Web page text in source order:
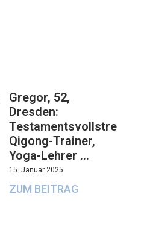
Gregor, 52,
Dresden:
Qigong-Trainer,
Yoga-Lehrer …
15. Januar 2025
ZUM BEITRAG